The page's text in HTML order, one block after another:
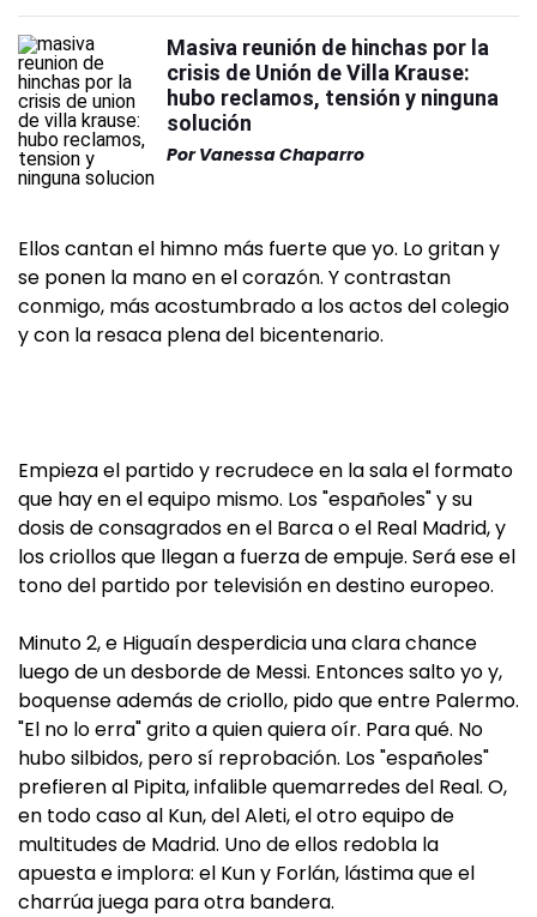
Masiva reunión de hinchas por la
crisis de Unión de Villa Krause:
hubo reclamos, tensión y ninguna
solución
Por Vanessa Chaparro
Ellos cantan el himno más fuerte que yo. Lo gritan y
se ponen la mano en el corazón. Y contrastan
conmigo, más acostumbrado a los actos del colegio
y con la resaca plena del bicentenario.
Empieza el partido y recrudece en la sala el formato
que hay en el equipo mismo. Los "españoles" y su
dosis de consagrados en el Barca o el Real Madrid, y
los criollos que llegan a fuerza de empuje. Será ese el
tono del partido por televisión en destino europeo.
Minuto 2, e Higuaín desperdicia una clara chance
luego de un desborde de Messi. Entonces salto yo y,
boquense además de criollo, pido que entre Palermo.
"El no lo erra" grito a quien quiera oír. Para qué. No
hubo silbidos, pero sí reprobación. Los "españoles"
prefieren al Pipita, infalible quemarredes del Real. O,
en todo caso al Kun, del Aleti, el otro equipo de
multitudes de Madrid. Uno de ellos redobla la
apuesta e implora: el Kun y Forlán, lástima que el
charrúa juega para otra bandera.